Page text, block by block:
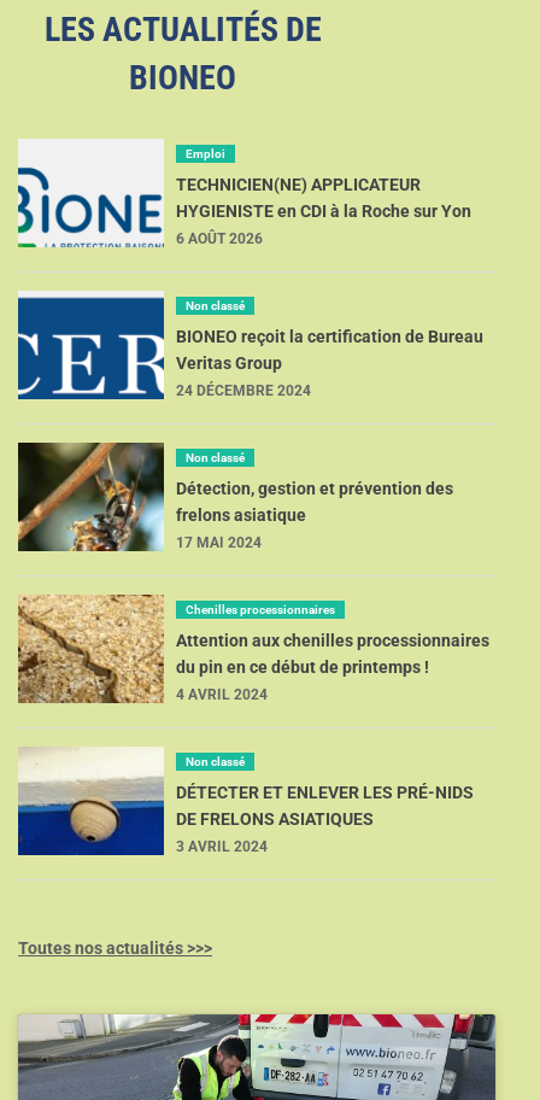
LES ACTUALITÉS DE
BIONEO
Emploi
TECHNICIEN(NE) APPLICATEUR
HYGIENISTE en CDI à la Roche sur Yon
6 AOÛT 2026
Non classé
BIONEO reçoit la certification de Bureau
Veritas Group
24 DÉCEMBRE 2024
Non classé
Détection, gestion et prévention des
frelons asiatique
17 MAI 2024
Chenilles processionnaires
Attention aux chenilles processionnaires
du pin en ce début de printemps !
4 AVRIL 2024
Non classé
DÉTECTER ET ENLEVER LES PRÉ-NIDS
DE FRELONS ASIATIQUES
3 AVRIL 2024
Toutes nos actualités >>>